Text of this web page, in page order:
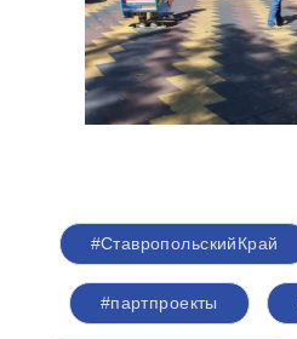
#СтавропольскийКрай
#партпроекты